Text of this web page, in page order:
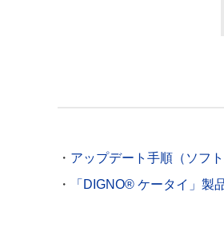
アップデート手順（ソフ
「DIGNO® ケータイ」製